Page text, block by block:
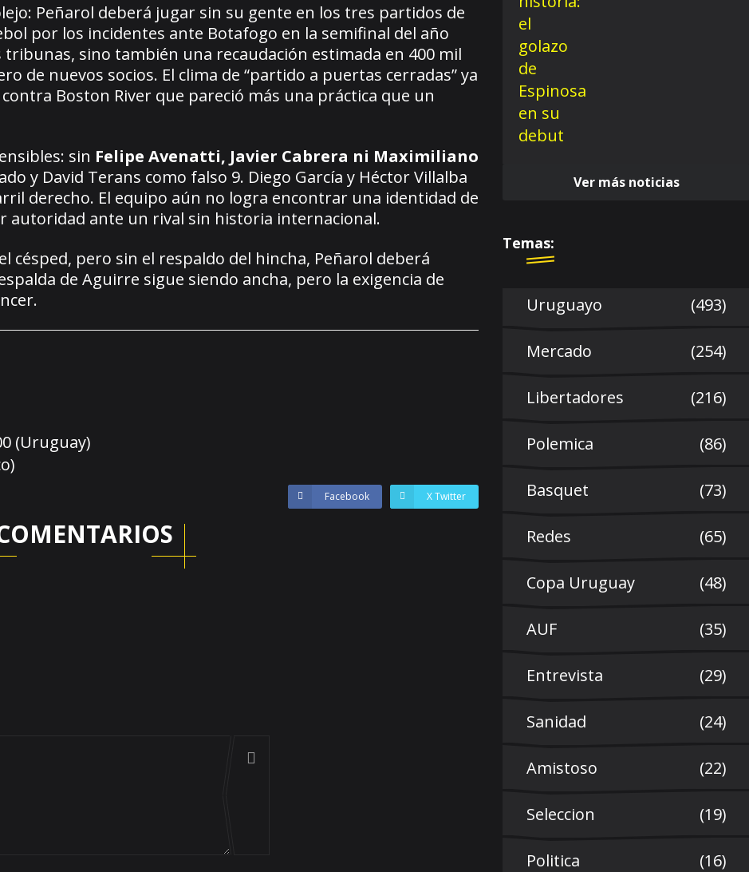
Peñarol deberá jugar sin su gente en los tres partidos de
por los incidentes ante Botafogo en la semifinal del año
tribunas, sino también una recaudación estimada en 400 mil
de nuevos socios. El clima de “partido a puertas cerradas” ya
Boston River que pareció más una práctica que un
sin Felipe Avenatti, Javier Cabrera ni Maximiliano
y David Terans como falso 9. Diego García y Héctor Villalba
derecho. El equipo aún no logra encontrar una identidad de
autoridad ante un rival sin historia internacional.
césped, pero sin el respaldo del hincha, Peñarol deberá
de Aguirre sigue siendo ancha, pero la exigencia de
(Uruguay)
Facebook X Twitter
Ver más noticias
Temas:
Uruguayo (493)
Mercado (254)
Libertadores (216)
Polemica (86)
Basquet (73)
Redes (65)
Copa Uruguay (48)
AUF (35)
Entrevista (29)
Sanidad (24)
Amistoso (22)
Seleccion (19)
Politica (16)